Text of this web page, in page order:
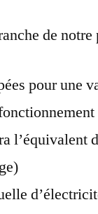
de notre
pour une
l’équivalent